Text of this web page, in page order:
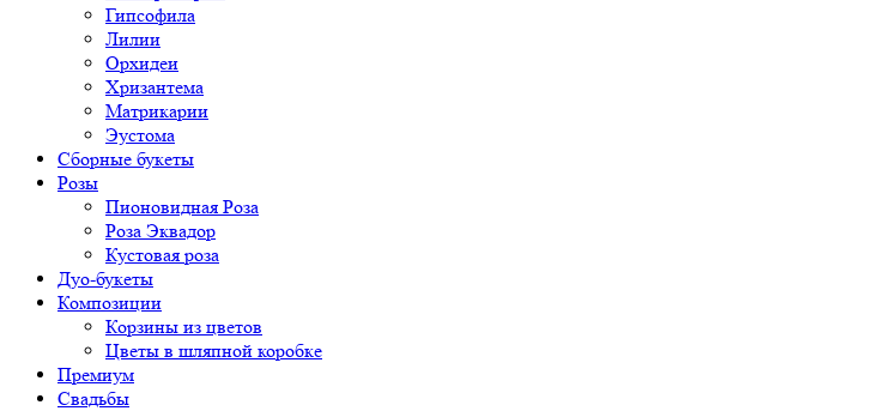
Гипсофила
Лилии
Орхидеи
Хризантема
Матрикарии
Эустома
Сборные букеты
Розы
Пионовидная Роза
Роза Эквадор
Кустовая роза
Дуо-букеты
Композиции
Корзины из цветов
Цветы в шляпной коробке
Премиум
Свадьбы